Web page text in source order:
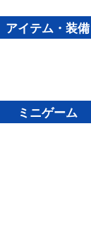
アイテム・装備
ミニゲーム